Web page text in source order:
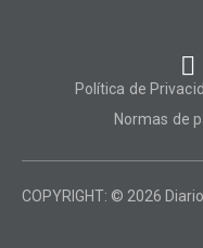
Política de
Normas de
COPYRIGHT: © 2026